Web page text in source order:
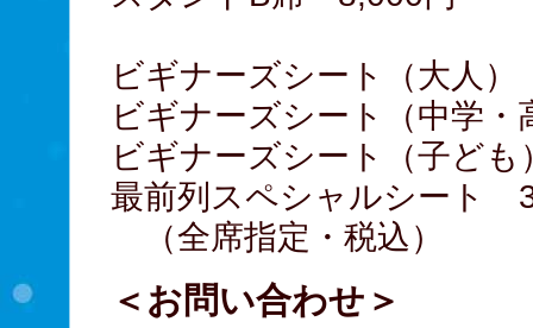
ビギナーズシート（大人
ビギナーズシート（中学
ビギナーズシート（子ど
最前列スペシャルシート
（全席指定・税込）
＜お問い合わせ＞